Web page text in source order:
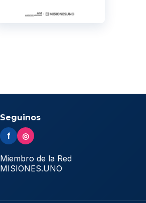
Seguinos
f ◎
Miembro de la Red
MISIONES.UNO